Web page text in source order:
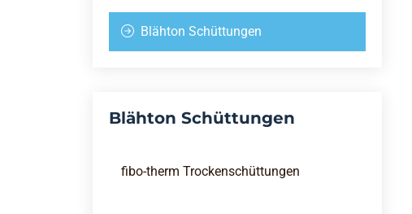
Blähton Schüttungen
Blähton Schüttungen
fibo-therm Trockenschüttungen